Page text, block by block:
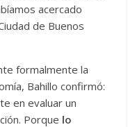
acercado
de Buenos
formalmente la
Bahillo confirmó:
en evaluar un
Porque lo